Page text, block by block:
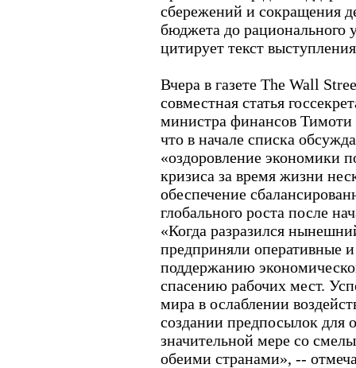
сбережений и сокращения
бюджета до рационального
цитирует текст
Вчера в газете The Wall
совместная статья
министра финансов Тимоти
что в начале списка
«оздоровление экономики
кризиса за время жизни
обеспечение
глобального роста после
«Когда разразился
предприняли оперативные
поддержанию
спасению рабочих мест.
мира в ослаблении
создании предпосылок для
значительной мере со
обеими странами», --